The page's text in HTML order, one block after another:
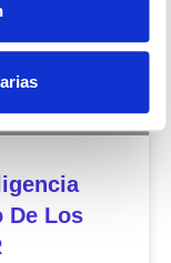
De Los